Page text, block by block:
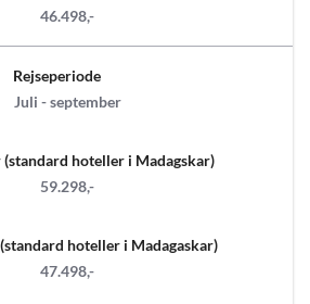
46.498,-
Rejseperiode
Juli - september
(standard hoteller i Madagskar)
59.298,-
hoteller i Madagaskar)
47.498,-